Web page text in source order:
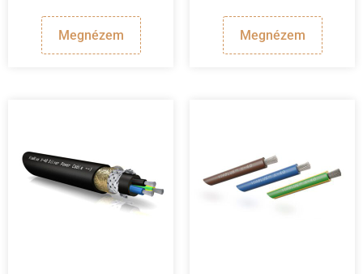
Megnézem Megnézem